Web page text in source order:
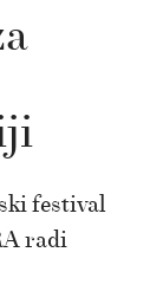
festival
radi